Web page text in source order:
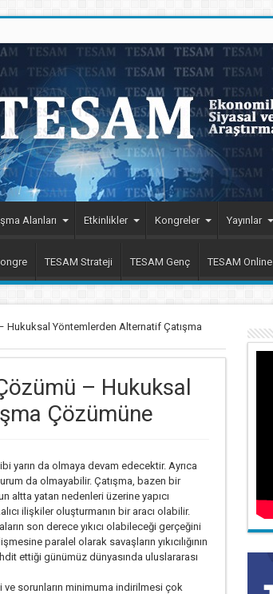
Alanları Etkinlikler Kongreler Yayınlar
TESAM Strateji TESAM Genç TESAM Online
Hukuksal Yöntemlerden Alternatif Çatışma
– Hukuksal
Çözümüne
yarın da olmaya devam edecektir. Ayrıca
da olmayabilir. Çatışma, bazen bir
altta yatan nedenleri üzerine yapıcı
ilişkiler oluşturmanın bir aracı olabilir.
son derece yıkıcı olabileceği gerçeğini
paralel olarak savaşların yıkıcılığının
ettiği günümüz dünyasında uluslararası
ve sorunların minimuma indirilmesi çok